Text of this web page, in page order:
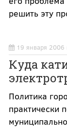
решить эту
19 января
Куда
Политика
практически